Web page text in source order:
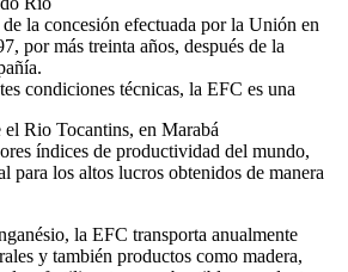
la concesión efectuada por la Unión en
por más treinta años, después de la
condiciones técnicas, la EFC es una
Rio Tocantins, en Marabá
índices de productividad del mundo,
para los altos lucros obtenidos de manera
la EFC transporta anualmente
y también productos como madera,